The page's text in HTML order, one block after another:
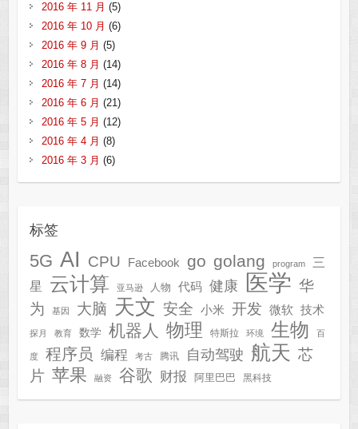
2016 年 11 月 (5)
2016 年 10 月 (6)
2016 年 9 月 (5)
2016 年 8 月 (14)
2016 年 7 月 (14)
2016 年 6 月 (21)
2016 年 5 月 (12)
2016 年 4 月 (8)
2016 年 3 月 (6)
标签
5G AI CPU Facebook go golang program
三
星
云计算 亚马逊 人物 代码 健康 医学 华
为
基因 大脑 天文 安全 小米 开发 微软 技术
探月 教育 数学 机器人 物理 特斯拉 环境 生物 百
度 程序员 编程 考古 腾讯 自动驾驶 航天 芯
片 苹果 融资 谷歌 财报 阿里巴巴 黑科技